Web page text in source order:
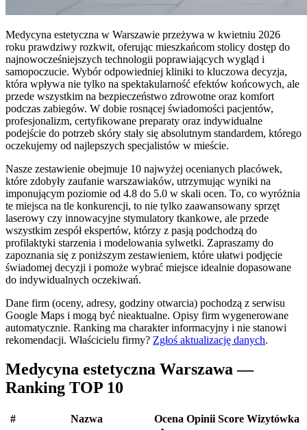
Medycyna estetyczna w Warszawie przeżywa w kwietniu 2026
roku prawdziwy rozkwit, oferując mieszkańcom stolicy dostęp do
najnowocześniejszych technologii poprawiających wygląd i
samopoczucie. Wybór odpowiedniej kliniki to kluczowa decyzja,
która wpływa nie tylko na spektakularność efektów końcowych, ale
przede wszystkim na bezpieczeństwo zdrowotne oraz komfort
podczas zabiegów. W dobie rosnącej świadomości pacjentów,
profesjonalizm, certyfikowane preparaty oraz indywidualne
podejście do potrzeb skóry stały się absolutnym standardem, którego
oczekujemy od najlepszych specjalistów w mieście.
Nasze zestawienie obejmuje 10 najwyżej ocenianych placówek,
które zdobyły zaufanie warszawiaków, utrzymując wyniki na
imponującym poziomie od 4.8 do 5.0 w skali ocen. To, co wyróżnia
te miejsca na tle konkurencji, to nie tylko zaawansowany sprzęt
laserowy czy innowacyjne stymulatory tkankowe, ale przede
wszystkim zespół ekspertów, którzy z pasją podchodzą do
profilaktyki starzenia i modelowania sylwetki. Zapraszamy do
zapoznania się z poniższym zestawieniem, które ułatwi podjęcie
świadomej decyzji i pomoże wybrać miejsce idealnie dopasowane
do indywidualnych oczekiwań.
Dane firm (oceny, adresy, godziny otwarcia) pochodzą z serwisu
Google Maps i mogą być nieaktualne. Opisy firm wygenerowane
automatycznie. Ranking ma charakter informacyjny i nie stanowi
rekomendacji. Właścicielu firmy? Zgłoś aktualizację danych.
Medycyna estetyczna Warszawa —
Ranking TOP 10
# Nazwa Ocena Opinii Score Wizytówka